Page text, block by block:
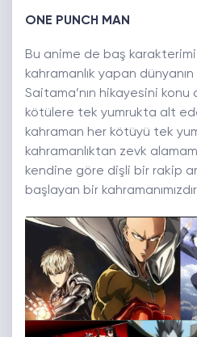
ONE PUNCH MAN
Bu anime de baş
kahramanlık yapan
Saitama’nın hikayesini konu
kötülere tek yumrukta alt
kahraman her kötüyü tek
kahramanlıktan zevk
kendine göre dişli bir rakip
başlayan bir